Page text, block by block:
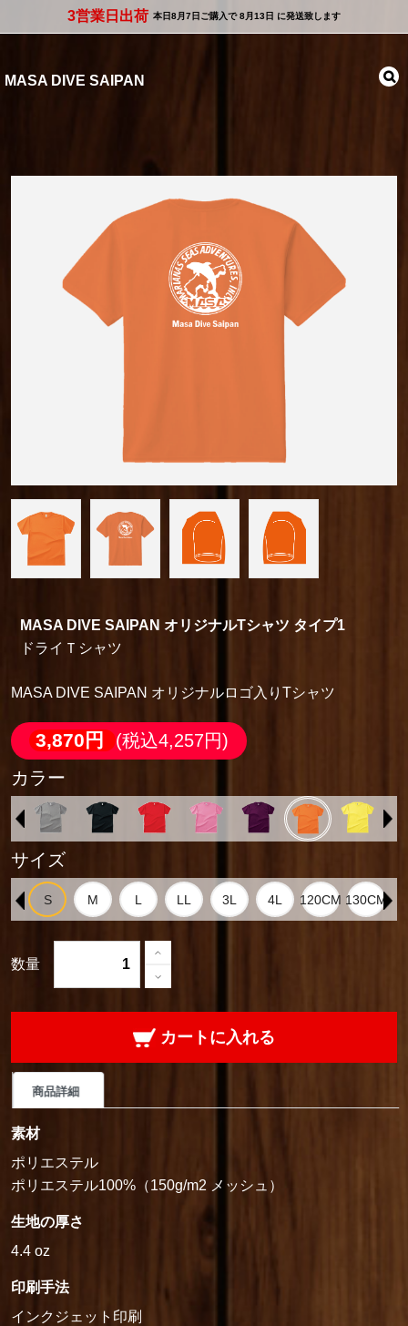
3営業日出荷 本日8月7日 ご購入で8月13日 に発送致します
MASA DIVE SAIPAN
MASA DIVE SAIPAN オリジナルTシャツ タイプ1
ドライＴシャツ
MASA DIVE SAIPAN オリジナルロゴ入りTシャツ
3,870円
(税込4,257円)
カラー
サイズ
数量
カートに入れる
商品詳細
素材
ポリエステル
ポリエステル100%（150g/m2 メッシュ）
生地の厚さ
4.4 oz
印刷手法
インクジェット印刷